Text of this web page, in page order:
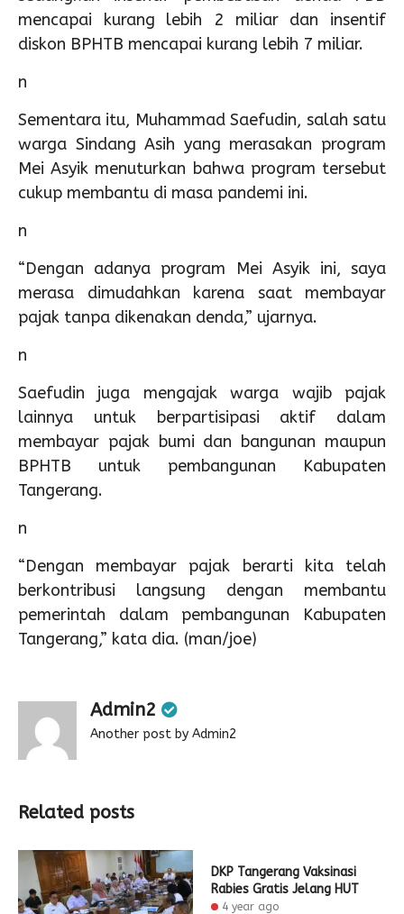
mencapai kurang lebih 2 miliar dan insentif
diskon BPHTB mencapai kurang lebih 7 miliar.
n
Sementara itu, Muhammad Saefudin, salah satu
warga Sindang Asih yang merasakan program
Mei Asyik menuturkan bahwa program tersebut
cukup membantu di masa pandemi ini.
n
“Dengan adanya program Mei Asyik ini, saya
merasa dimudahkan karena saat membayar
pajak tanpa dikenakan denda,” ujarnya.
n
Saefudin juga mengajak warga wajib pajak
lainnya untuk berpartisipasi aktif dalam
membayar pajak bumi dan bangunan maupun
BPHTB untuk pembangunan Kabupaten
Tangerang.
n
“Dengan membayar pajak berarti kita telah
berkontribusi langsung dengan membantu
pemerintah dalam pembangunan Kabupaten
Tangerang,” kata dia. (man/joe)
Admin2
Another post by Admin2
Related posts
DKP Tangerang Vaksinasi
Rabies Gratis Jelang HUT
4 year ago